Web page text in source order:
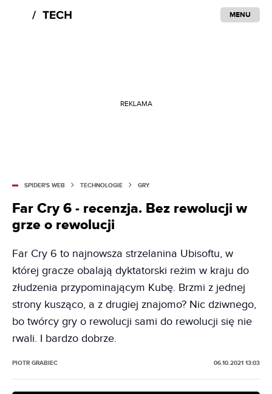
MENU
REKLAMA
SPIDER'S WEB TECHNOLOGIE GRY
Far Cry 6 - recenzja. Bez rewolucji w
grze o rewolucji
Far Cry 6 to najnowsza strzelanina Ubisoftu, w
której gracze obalają dyktatorski reżim w kraju do
złudzenia przypominającym Kubę. Brzmi z jednej
strony kusząco, a z drugiej znajomo? Nic dziwnego,
bo twórcy gry o rewolucji sami do rewolucji się nie
rwali. I bardzo dobrze.
PIOTR GRABIEC 06.10.2021 13:03